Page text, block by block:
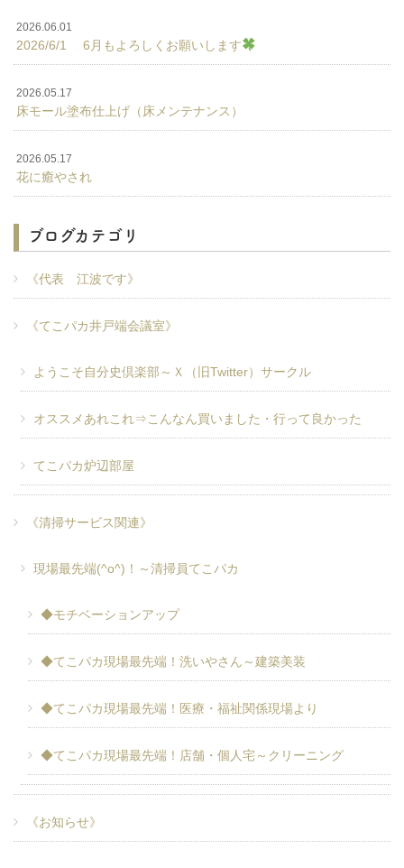
2026.06.01
2026/6/1 6月もよろしくお願いします
2026.05.17
床モール塗布仕上げ（床メンテナンス）
2026.05.17
花に癒やされ
ブログカテゴリ
《代表 江波です》
《てこパカ井戸端会議室》
ようこそ自分史倶楽部～Ｘ（旧Twitter）サークル
オススメあれこれ⇒こんなん買いました・行って良かった
てこパカ炉辺部屋
《清掃サービス関連》
現場最先端(^o^)！～清掃員てこパカ
◆モチベーションアップ
◆てこパカ現場最先端！洗いやさん～建築美装
◆てこパカ現場最先端！医療・福祉関係現場より
◆てこパカ現場最先端！店舗・個人宅～クリーニング
《お知らせ》